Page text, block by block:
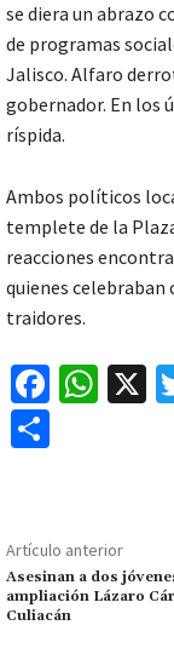
se diera un abrazo
de programas
Jalisco. Alfaro
gobernador. En los
ríspida.
Ambos políticos
templete de la
reacciones
quienes celebraban
traidores.
Fa
o
k
W
p
p
X
p
ar
tir
Artículo anterior
Asesinan a dos
ampliación Lázaro
Culiacán